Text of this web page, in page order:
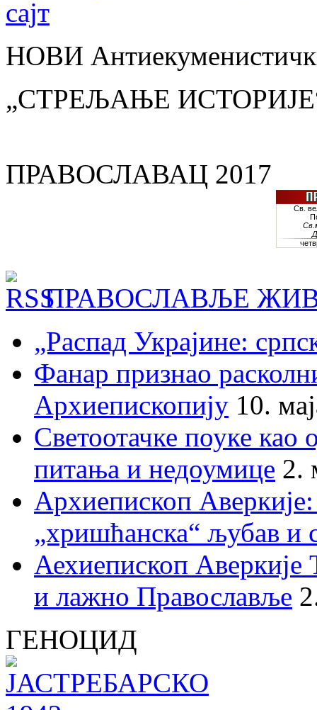
НОВИ
„СТРЕЉАЊЕ
ПРАВОСЛАВАЦ 2017
ПРАВОСЛАВЉЕ
„Распад Украјине:
Фанар признао
Архиепископију 10.
Светоотачке поуке као
питања и недоумице 2.
Архиепископ
„хришћанска“ љубав и
Аехиепископ
и лажно Православље
ГЕНОЦИД